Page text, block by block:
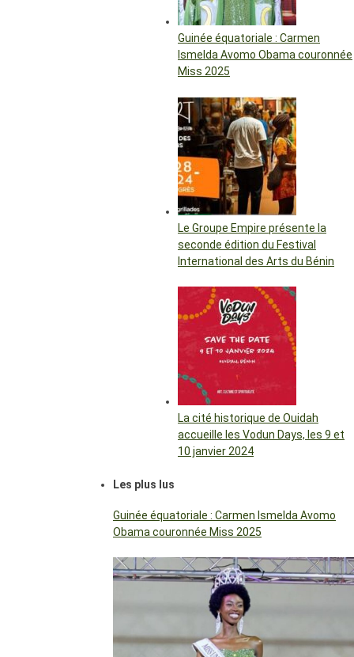
Guinée équatoriale : Carmen
Ismelda Avomo Obama couronnée
Miss 2025
Le Groupe Empire présente la
seconde édition du Festival
International des Arts du Bénin
La cité historique de Ouidah
accueille les Vodun Days, les 9 et
10 janvier 2024
Les plus lus
Guinée équatoriale : Carmen Ismelda Avomo
Obama couronnée Miss 2025